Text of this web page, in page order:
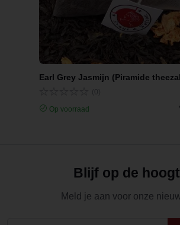
Op voorraad
Blijf op de
Meld je aan voor onze